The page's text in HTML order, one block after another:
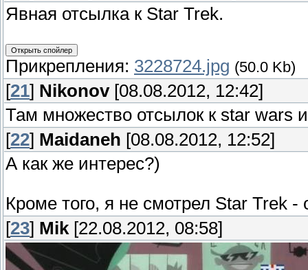
Явная отсылка к Star Trek.
Прикрепления: 3228724.jpg (50.0 Kb)
[21] Nikonov[08.08.2012, 12:42]
Там множество отсылок к star wars
[22] Maidaneh [08.08.2012, 12:52]
А как же интерес?)
Кроме того, я не смотрел Star Trek
[23] Mik [22.08.2012, 08:58]